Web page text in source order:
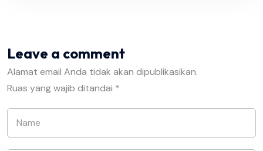
Leave a comment
Alamat email Anda tidak akan dipublikasikan.
Ruas yang wajib ditandai *